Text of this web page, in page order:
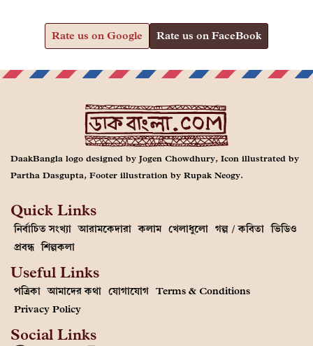
Rate us on Google Rate us on FaceBook
DaakBangla logo designed by Jogen Chowdhury, Icon illustrated by
Partha Dasgupta, Footer illustration by Rupak Neogy.
Quick Links
নির্বাচিত সংখ্যা আরামকেদারা কলাম খেলাধুলো গল্প / কবিতা ভিডিও
প্রবন্ধ শিল্পকলা
Useful Links
পত্রিকা আমাদের কথা যোগাযোগ Terms & Conditions
Privacy Policy
Social Links